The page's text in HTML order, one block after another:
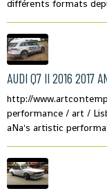
différents formats
AUDI Q7 II 2016 2017
http://
performance / art /
aNa's artistic